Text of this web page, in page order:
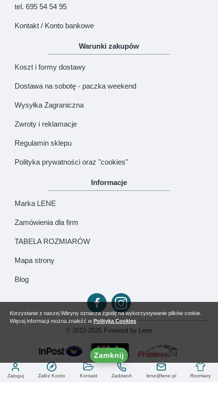
tel. 695 54 54 95
Kontakt / Konto bankowe
Warunki zakupów
Koszt i formy dostawy
Dostawa na sobotę - paczka weekend
Wysyłka Zagraniczna
Zwroty i reklamacje
Regulamin sklepu
Polityka prywatności oraz "cookies"
Informacje
Marka LENE
Zamówienia dla firm
TABELA ROZMIARÓW
Mapa strony
Blog
© 2012-2026 Powered by Lene
Zaloguj Załóż Konto Kontakt Zadzwoń lene@lene.pl Rozmiary
Zamknij
Korzystanie z naszej Witryny oznacza zgodę na wykorzystywanie plików cookie.
Więcej informacji można znaleźć wPolityka Cookies